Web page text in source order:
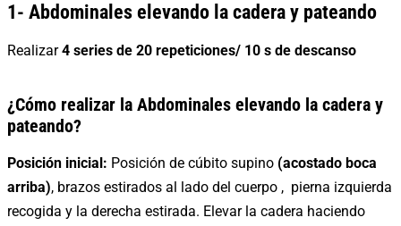
1- Abdominales elevando la cadera y pateando
Realizar4 series de 20 repeticiones/ 10 s de descanso
¿Cómo realizar la Abdominales elevando la cadera y
pateando?
Posición inicial: Posición de cúbito supino (acostado boca
arriba), brazos estirados al lado del cuerpo , pierna izquierda
recogida y la derecha estirada. Elevar la cadera haciendo